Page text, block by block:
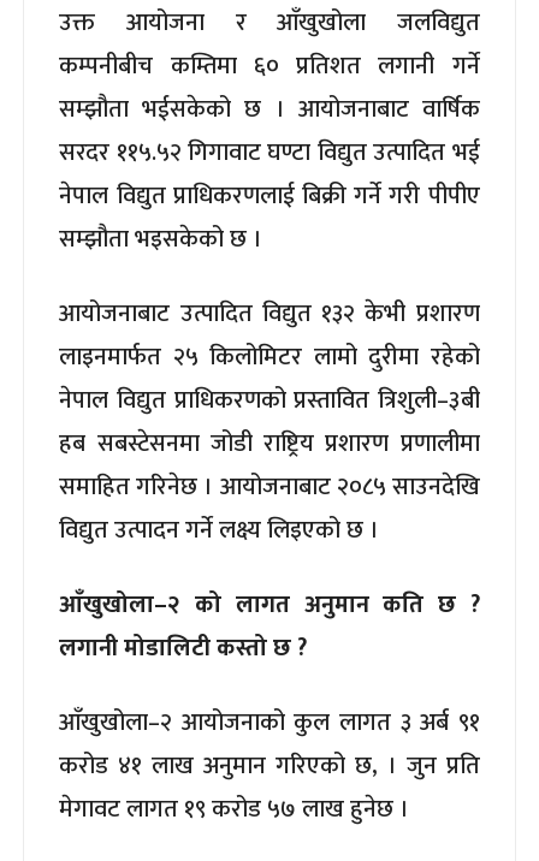
उक्त आयोजना र आँखुखोला जलविद्युत
कम्पनीबीच कम्तिमा ६० प्रतिशत लगानी गर्ने
सम्झौता भईसकेको छ । आयोजनाबाट वार्षिक
सरदर ११५.५२ गिगावाट घण्टा विद्युत उत्पादित भई
नेपाल विद्युत प्राधिकरणलाई बिक्री गर्ने गरी पीपीए
सम्झौता भइसकेको छ ।
आयोजनाबाट उत्पादित विद्युत १३२ केभी प्रशारण
लाइनमार्फत २५ किलोमिटर लामो दुरीमा रहेको
नेपाल विद्युत प्राधिकरणको प्रस्तावित त्रिशुली–३बी
हब सबस्टेसनमा जोडी राष्ट्रिय प्रशारण प्रणालीमा
समाहित गरिनेछ । आयोजनाबाट २०८५ साउनदेखि
विद्युत उत्पादन गर्ने लक्ष्य लिइएको छ ।
आँखुखोला–२ को लागत अनुमान कति छ ?
लगानी मोडालिटी कस्तो छ ?
आँखुखोला–२ आयोजनाको कुल लागत ३ अर्ब ९१
करोड ४१ लाख अनुमान गरिएको छ, । जुन प्रति
मेगावट लागत १९ करोड ५७ लाख हुनेछ ।